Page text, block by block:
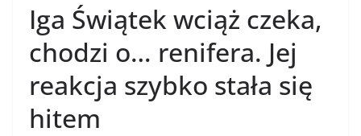
Iga Świątek wciąż czeka,
chodzi o… renifera. Jej
reakcja szybko stała się
hitem